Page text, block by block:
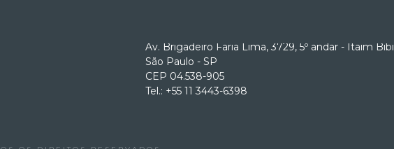
Av. Brigadeiro Faria Lima, 3729, 5º andar - Itaim Bibi
São Paulo - SP
CEP 04.538-905
Tel.: +55 11 3443-6398